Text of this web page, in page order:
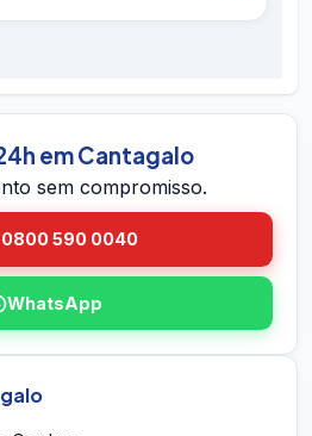
e contratos
site. A equipe vai até você
a caixa, mede o volume,
estruturais e
por escrito na hora — sem
taxa de visita.
em Cantagalo
sem compromisso.
0800 590 0040
WhatsApp